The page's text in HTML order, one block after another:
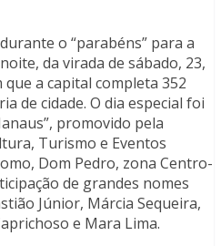
o “parabéns” para a
da virada de sábado, 23,
a capital completa 352
de cidade. O dia especial foi
promovido pela
Turismo e Eventos
Dom Pedro, zona Centro-
de grandes nomes
Júnior, Márcia Sequeira,
e Mara Lima.